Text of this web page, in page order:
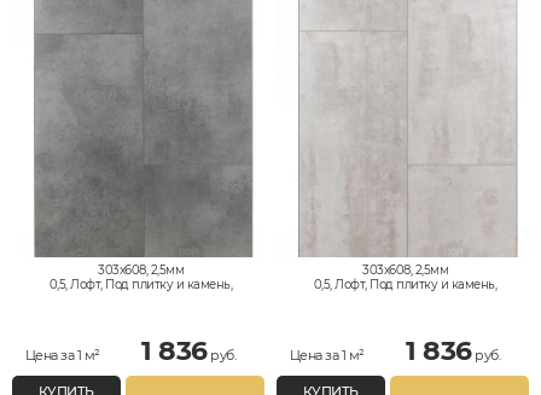
303x608, 2,5мм
0,5, Лофт, Под плитку и камень,
Цена за 1 м² 1 836руб.
КУПИТЬ
303x608, 2,5мм
0,5, Лофт, Под плитку и камень,
Цена за 1 м² 1 836руб.
КУПИТЬ